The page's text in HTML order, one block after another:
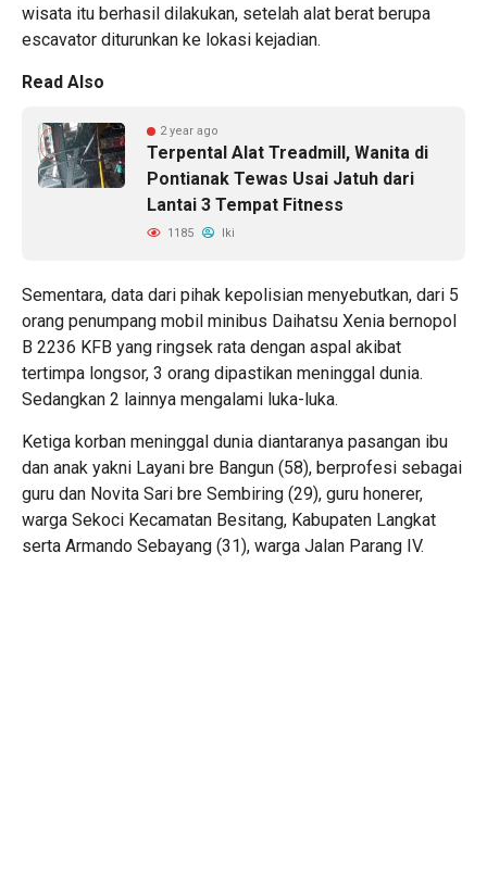
wisata itu berhasil dilakukan, setelah alat berat berupa
escavator diturunkan ke lokasi kejadian.
Read Also
2 year ago
Terpental Alat Treadmill, Wanita di
Pontianak Tewas Usai Jatuh dari
Lantai 3 Tempat Fitness
1185 Iki
Sementara, data dari pihak kepolisian menyebutkan, dari 5
orang penumpang mobil minibus Daihatsu Xenia bernopol
B 2236 KFB yang ringsek rata dengan aspal akibat
tertimpa longsor, 3 orang dipastikan meninggal dunia.
Sedangkan 2 lainnya mengalami luka-luka.
Ketiga korban meninggal dunia diantaranya pasangan ibu
dan anak yakni Layani bre Bangun (58), berprofesi sebagai
guru dan Novita Sari bre Sembiring (29), guru honerer,
warga Sekoci Kecamatan Besitang, Kabupaten Langkat
serta Armando Sebayang (31), warga Jalan Parang IV.